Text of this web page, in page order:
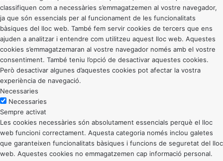
classifiquen com a necessàries s’emmagatzemen al vostre navegador,
ja que són essencials per al funcionament de les funcionalitats
bàsiques del lloc web. També fem servir cookies de tercers que ens
ajuden a analitzar i entendre com utilitzeu aquest lloc web. Aquestes
cookies s’emmagatzemaran al vostre navegador només amb el vostre
consentiment. També teniu l’opció de desactivar aquestes cookies.
Però desactivar algunes d’aquestes cookies pot afectar la vostra
experiència de navegació.
Necessaries
Necessaries
Sempre activat
Les cookies necessàries són absolutament essencials perquè el lloc
web funcioni correctament. Aquesta categoria només inclou galetes
que garanteixen funcionalitats bàsiques i funcions de seguretat del lloc
web. Aquestes cookies no emmagatzemen cap informació personal.